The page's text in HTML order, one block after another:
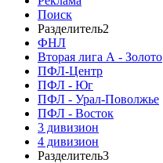
Поиск
Разделитель2
ФНЛ
Вторая лига А - Золото
ПФЛ-Центр
ПФЛ - Юг
ПФЛ - Урал-Поволжье
ПФЛ - Восток
3 дивизион
4 дивизион
Разделитель3